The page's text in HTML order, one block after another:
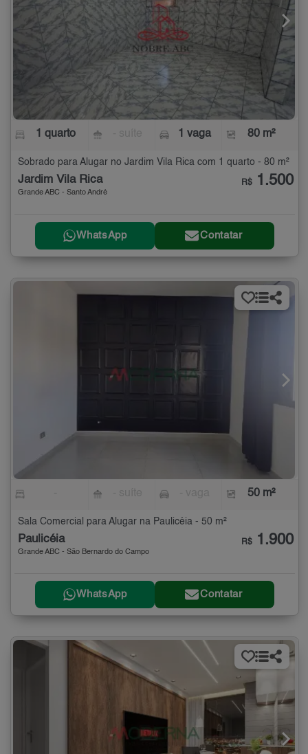
1 quarto 1 vaga 80 m²
Sobrado para Alugar no Jardim Vila Rica com 1 quarto - 80 m²
Jardim Vila Rica
Grande ABC - Santo André
R$ 1.500
WhatsApp Contatar
50 m²
Sala Comercial para Alugar na Paulicéia - 50 m²
Paulicéia
Grande ABC - São Bernardo do Campo
R$ 1.900
WhatsApp Contatar